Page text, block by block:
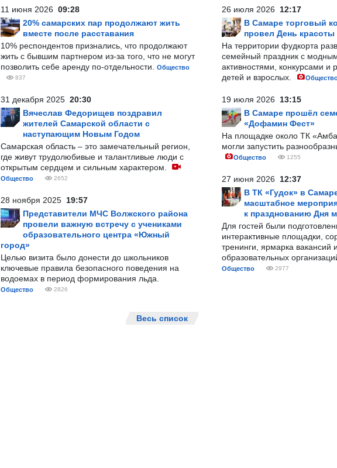
11 июня 2026 09:28
20% самарских пар продолжают жить
вместе после расставания
10% респондентов признались, что продолжают
жить с бывшим партнером из-за того, что не могут
позволить себе аренду по-отдельности.
Общество
837
31 декабря 2025 20:30
Вячеслав Федорищев поздравил
жителей Самарской области с
наступающим Новым Годом
Самарская область – это замечательный регион,
где живут трудолюбивые и талантливые люди с
открытым сердцем и сильным характером.
Общество 2652
28 ноября 2025 19:57
Представители МЧС Волжского района
провели важную встречу с учениками
образовательного центра «Южный
город»
Целью визита было донести до школьников
ключевые правила безопасного поведения на
водоемах в период формирования льда.
Общество 2826
Весь список
26 июля 2026 12:17
В Самаре торговый
провел День
На территории фудкорта
семейный праздник с
активностями, конкурсами и
детей и взрослых.
19 июля 2026 13:15
В Самаре прошёл
«Дофамин Фест»
На площадке около ТК
могли запустить
Общество 1255
27 июня 2026 12:37
В ТК «Гудок» в
масштабное
к празднованию Дня
Для гостей были
интерактивные площадки,
тренинги, ярмарка вакансий
образовательных
Общество 2977